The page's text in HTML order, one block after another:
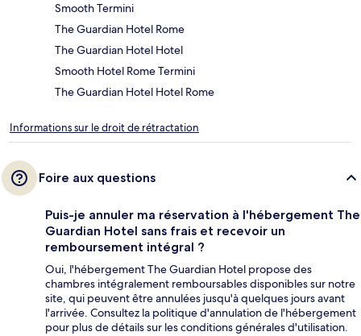
Smooth Termini
The Guardian Hotel Rome
The Guardian Hotel Hotel
Smooth Hotel Rome Termini
The Guardian Hotel Hotel Rome
Informations sur le droit de rétractation
Foire aux questions
Puis-je annuler ma réservation à l'hébergement The
Guardian Hotel sans frais et recevoir un
remboursement intégral ?
Oui, l'hébergement The Guardian Hotel propose des
chambres intégralement remboursables disponibles sur notre
site, qui peuvent être annulées jusqu'à quelques jours avant
l'arrivée. Consultez la politique d'annulation de l'hébergement
pour plus de détails sur les conditions générales d'utilisation.